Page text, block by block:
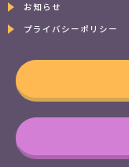
お知らせ
プライバシーポリシー